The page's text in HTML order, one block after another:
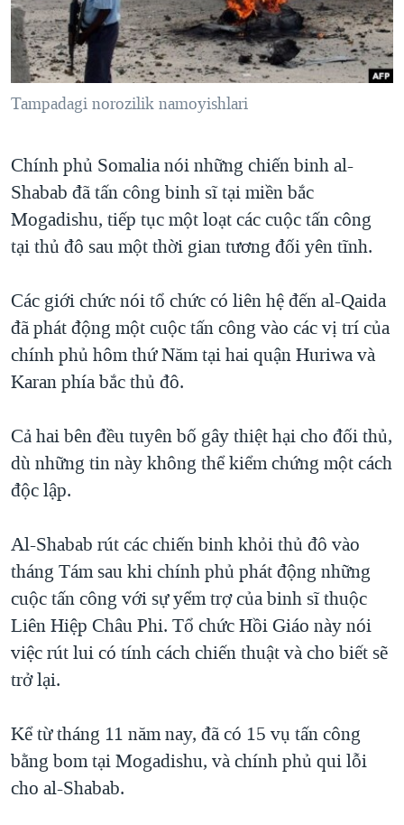
"Tìm"NGƯỜI VIỆT HẢI NGOẠI
ĐỜI SỐNG
KINH TẾ
KHOA HỌC
THỂ THAO
GIÁO DỤC
TẠI
HÀNH TRÌNH BẦU CỬ 2024
MỘT NĂM CHIẾN TRANH TẠI DẢI GAZA
GIẢI MÃ VÀNH ĐAI & CON ĐƯỜNG
TRỊNH VĨNH BÌNH - NGƯỜI HẠ 'BÊN THẮNG CUỘC'
GROUND ZERO – XƯA VÀ NAY
CHI PHÍ CHIẾN TRANH AFGHANISTAN
THƯỢNG ĐỈNH TRUMP-KIM TẠI VIỆT NAM
TRỊNH VĨNH BÌNH VS. CHÍNH PHỦ VIỆT NAM
NGƯ DÂN VIỆT VÀ LÀN SÓNG TRỘM HẢI SÂM
BÊN KIA QUỐC LỘ: TIẾNG VỌNG TỪ NÔNG THÔN MỸ
QUAN HỆ VIỆT MỸ
VIDEO
NGHE
MẠNG XÃ HỘI
Ngôn ngữ khác
Tampadagi norozilik namoyishlari
Chính phủ Somalia nói những chiến binh al-
Shabab đã tấn công binh sĩ tại miền bắc
Mogadishu, tiếp tục một loạt các cuộc tấn công
tại thủ đô sau một thời gian tương đối yên tĩnh.
Các giới chức nói tổ chức có liên hệ đến al-Qaida
đã phát động một cuộc tấn công vào các vị trí của
chính phủ hôm thứ Năm tại hai quận Huriwa và
Karan phía bắc thủ đô.
Cả hai bên đều tuyên bố gây thiệt hại cho đối thủ,
dù những tin này không thể kiểm chứng một cách
độc lập.
Al-Shabab rút các chiến binh khỏi thủ đô vào
tháng Tám sau khi chính phủ phát động những
cuộc tấn công với sự yểm trợ của binh sĩ thuộc
Liên Hiệp Châu Phi. Tổ chức Hồi Giáo này nói
việc rút lui có tính cách chiến thuật và cho biết sẽ
trở lại.
Kể từ tháng 11 năm nay, đã có 15 vụ tấn công
bằng bom tại Mogadishu, và chính phủ qui lỗi
cho al-Shabab.